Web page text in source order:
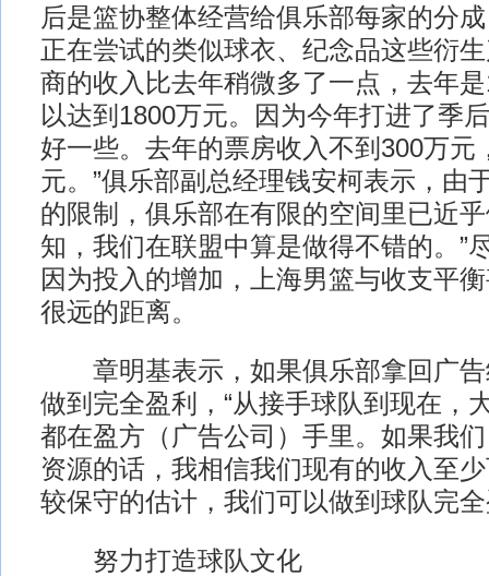
后是篮协整体经营给俱乐部每家的分
正在尝试的类似球衣、纪念品这些衍
商的收入比去年稍微多了一点，去年
以达到1800万元。因为今年打进了季
好一些。去年的票房收入不到300万元
元。”俱乐部副总经理钱安柯表示，由
的限制，俱乐部在有限的空间里已近
知，我们在联盟中算是做得不错的。”
因为投入的增加，上海男篮与收支平
很远的距离。
章明基表示，如果俱乐部拿回广告
做到完全盈利，“从接手球队到现在，
都在盈方（广告公司）手里。如果我
资源的话，我相信我们现有的收入至
较保守的估计，我们可以做到球队完全
努力打造球队文化